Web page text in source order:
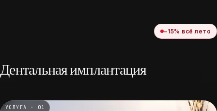
−15% всё лето
Дентальная имплантация
УСЛУГА · 01